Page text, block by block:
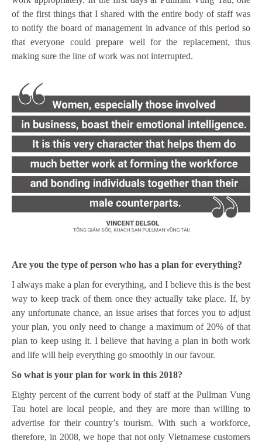
of the first things that I shared with the entire body of staff was
to notify the board of management in advance of this period so
that everyone could prepare well for the replacement, thus
making sure the line of work was not interrupted.
Are you the type of person who has a plan for everything?
I always make a plan for everything, and I believe this is the best
way to keep track of them once they actually take place. If, by
any unfortunate chance, an issue arises that forces you to adjust
your plan, you only need to change a maximum of 20% of that
plan to keep using it. I believe that having a plan in both work
and life will help everything go smoothly in our favour.
So what is your plan for work in this 2018?
Eighty percent of the current body of staff at the Pullman Vung
Tau hotel are local people, and they are more than willing to
advertise for their country’s tourism. With such a workforce,
therefore, in 2008, we hope that not only Vietnamese customers